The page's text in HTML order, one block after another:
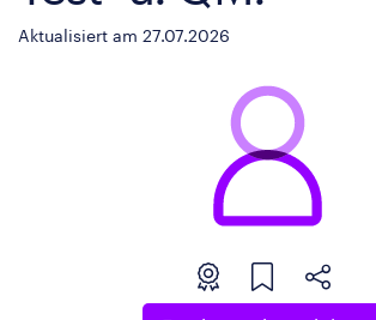
Aktualisiert am 27.07.2026